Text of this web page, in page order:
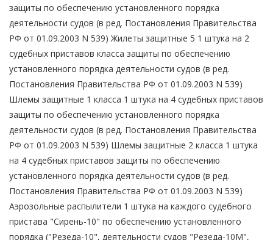
защиты по обеспечению установленного порядка
деятельности судов (в ред. Постановления Правительства
РФ от 01.09.2003 N 539) Жилеты защитные 5 1 штука на 2
судебных приставов класса защиты по обеспечению
установленного порядка деятельности судов (в ред.
Постановления Правительства РФ от 01.09.2003 N 539)
Шлемы защитные 1 класса 1 штука на 4 судебных приставов
защиты по обеспечению установленного порядка
деятельности судов (в ред. Постановления Правительства
РФ от 01.09.2003 N 539) Шлемы защитные 2 класса 1 штука
на 4 судебных приставов защиты по обеспечению
установленного порядка деятельности судов (в ред.
Постановления Правительства РФ от 01.09.2003 N 539)
Аэрозольные распылители 1 штука на каждого судебного
пристава "Сирень-10" по обеспечению установленного
порядка ("Резеда-10", деятельности судов "Резеда-10М",